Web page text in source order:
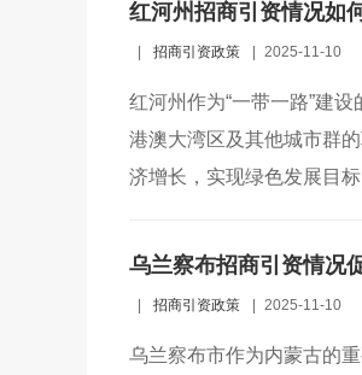
红河州招商引资情况如
招商引资政策 2025-11-10
红河州作为“一带一路”建
港澳大湾区及其他城市群
济增长，实现绿色发展目
乌兰察布招商引资情况
招商引资政策 2025-11-10
乌兰察布市作为内蒙古的